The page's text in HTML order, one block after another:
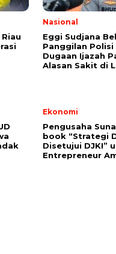
Nasional
Eggi Sudjana
Panggilan
Dugaan Ijazah
Alasan Sakit di
Ekonomi
Pengusaha
book “Strategi
Disetujui DJKI”
Entrepreneur